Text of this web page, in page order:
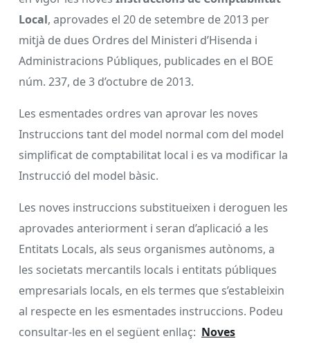
Local, aprovades el 20 de setembre de 2013 per
mitjà de dues Ordres del Ministeri d’Hisenda i
Administracions Públiques, publicades en el BOE
núm. 237, de 3 d’octubre de 2013.
Les esmentades ordres van aprovar les noves
Instruccions tant del model normal com del model
simplificat de comptabilitat local i es va modificar la
Instrucció del model bàsic.
Les noves instruccions substitueixen i deroguen les
aprovades anteriorment i seran d’aplicació a les
Entitats Locals, als seus organismes autònoms, a
les societats mercantils locals i entitats públiques
empresarials locals, en els termes que s’estableixin
al respecte en les esmentades instruccions. Podeu
consultar-les en el següent enllaç: Noves